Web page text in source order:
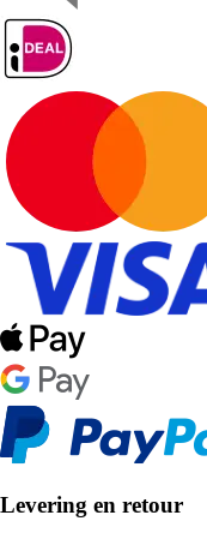
Levering en retour